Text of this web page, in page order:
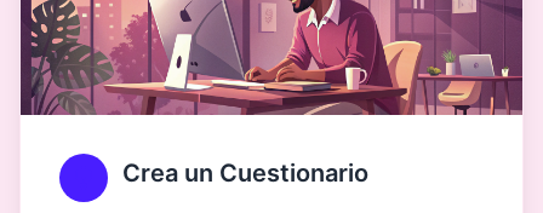
Crea un Cuestionario